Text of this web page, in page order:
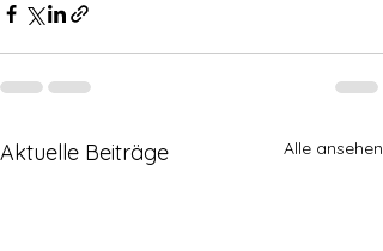
Aktuelle Beiträge Alle ansehen